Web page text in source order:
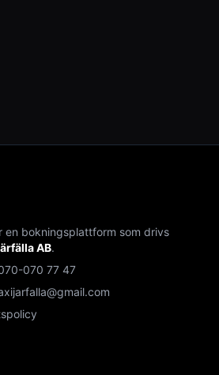
en bokningsplattform som drivs
AB.
070 77 47